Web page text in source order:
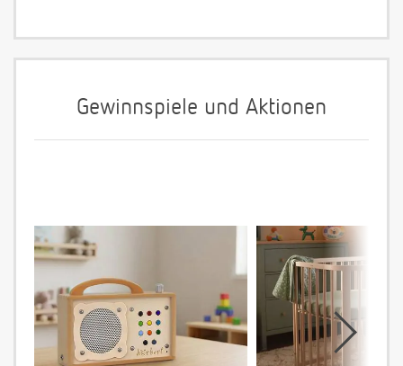
Gewinnspiele und Aktionen